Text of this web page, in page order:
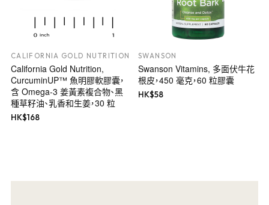
CALIFORNIA GOLD NUTRITION
California Gold Nutrition,
CurcuminUP™ 魚明膠軟膠囊，
含 Omega-3 姜黃素複合物、黑
種草籽油、乳香和生姜，30 粒
HK$168
SWANSON
Swanson Vitamins, 多面伏牛花
根皮，450 毫克，60 粒膠囊
HK$58